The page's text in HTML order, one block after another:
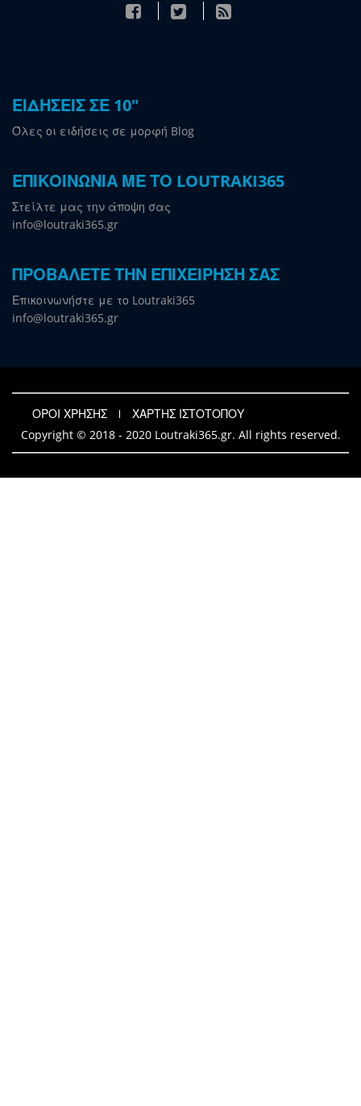
ΕΙΔΗΣΕΙΣ ΣΕ 10"
Όλες οι ειδήσεις σε μορφή Blog
ΕΠΙΚΟΙΝΩΝΙΑ ΜΕ ΤΟ LOUTRAKI365
Στείλτε μας την άποψη σας
info@loutraki365.gr
ΠΡΟΒΑΛΕΤΕ ΤΗΝ ΕΠΙΧΕΙΡΗΣΗ ΣΑΣ
Επικοινωνήστε με το Loutraki365
info@loutraki365.gr
ΟΡΟΙ ΧΡΗΣΗΣ
ΧΑΡΤΗΣ ΙΣΤΟΤΟΠΟΥ
Copyright © 2018 - 2020 Loutraki365.gr. All rights reserved.